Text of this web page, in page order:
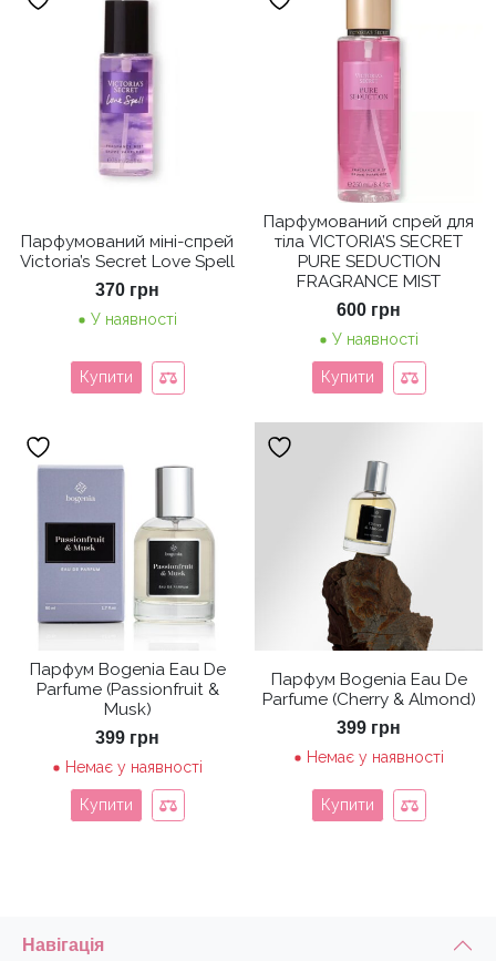
Парфумований міні-спрей
Victoria’s Secret Love Spell
370 грн
У наявності
Купити
Парфумований спрей для
тіла VICTORIA’S SECRET
PURE SEDUCTION
FRAGRANCE MIST
600 грн
У наявності
Купити
Парфум Bogenia Eau De
Parfume (Passionfruit &
Musk)
399 грн
Немає у наявності
Купити
Парфум Bogenia Eau De
Parfume (Cherry & Almond)
399 грн
Немає у наявності
Купити
Навігація